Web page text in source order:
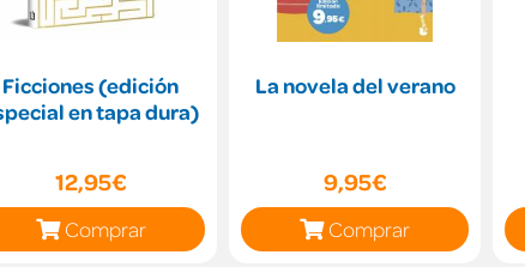
Ficciones (edición
en tapa dura)
12,95€
Comprar
La novela del verano
9,95€
Comprar